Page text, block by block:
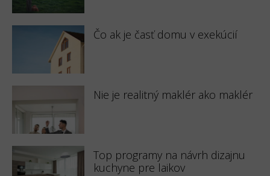
Čo ak je časť domu v exekúcií
Nie je realitný maklér ako maklér
Top programy na návrh dizajnu
kuchyne pre laikov